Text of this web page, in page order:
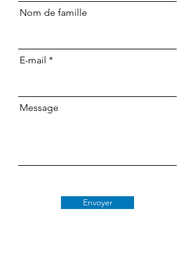
Nom de famille
E-mail
Message
Envoyer